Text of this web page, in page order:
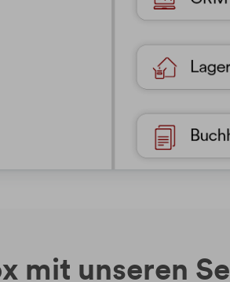
mit unseren